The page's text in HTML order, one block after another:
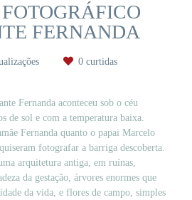
FERNANDA
0 curtidas
Fernanda aconteceu sob o céu
de sol e com a temperatura baixa.
Fernanda quanto o papai Marcelo
fotografar a barriga descoberta.
arquitetura antiga, em ruínas,
da gestação, árvores enormes que
da vida, e flores de campo, simples